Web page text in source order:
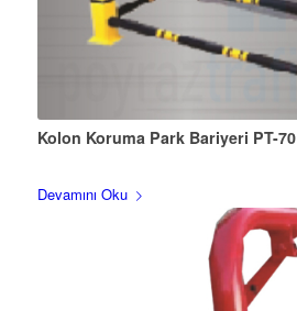
Kolon Koruma Park Bariyeri PT-70
Devamını Oku